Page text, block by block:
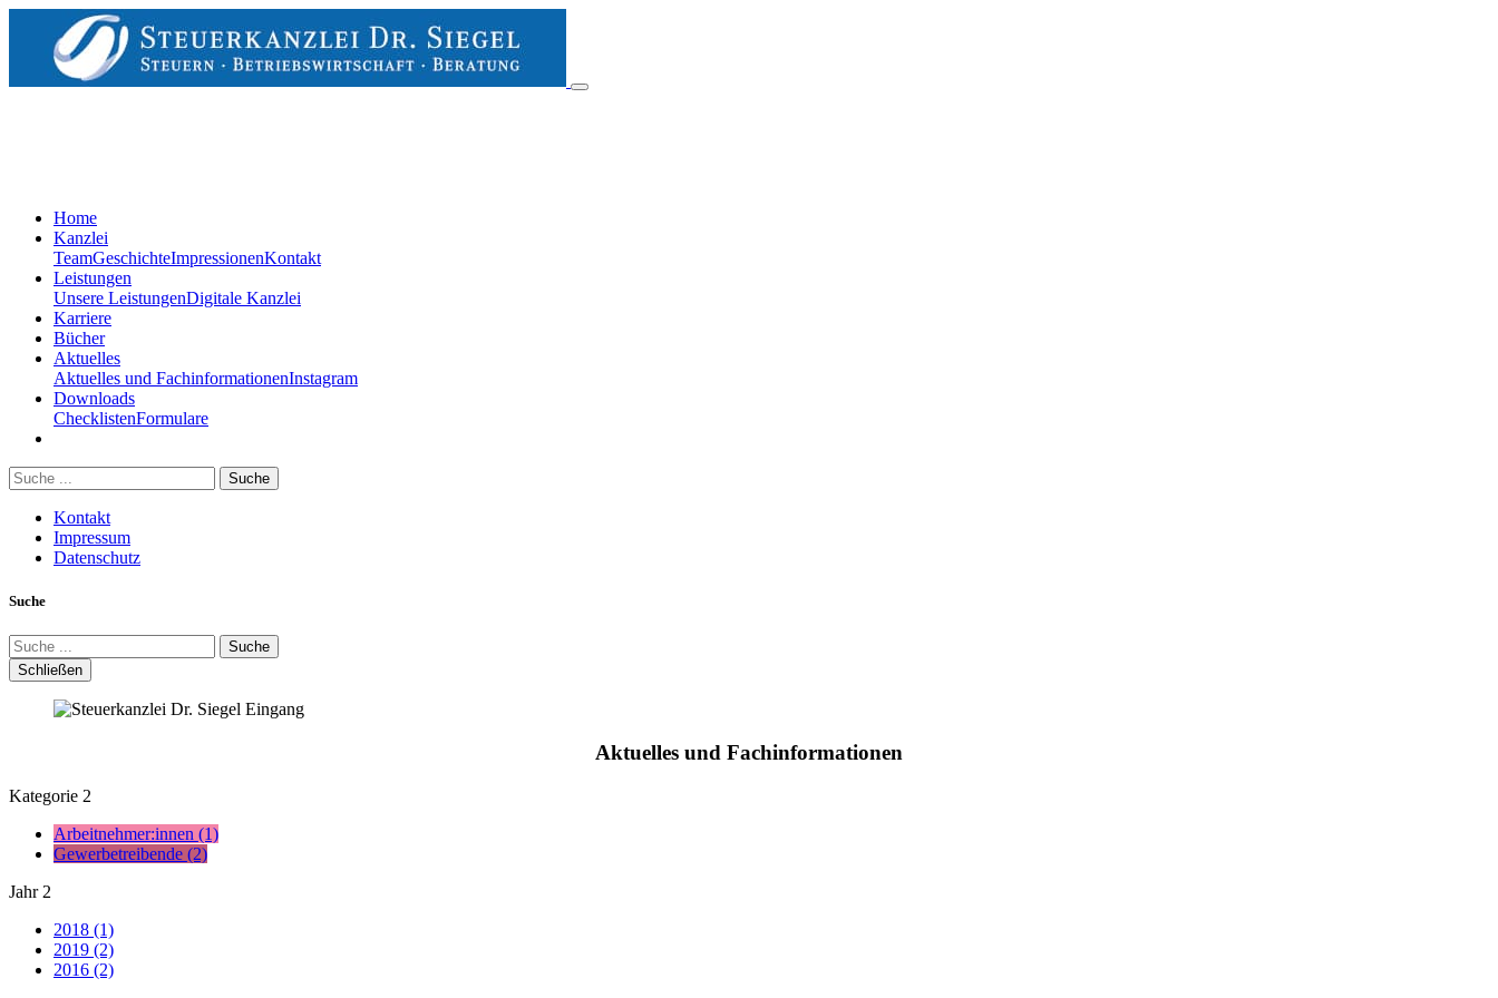
Home
Kanzlei
TeamGeschichteImpressionenKontakt
Leistungen
Unsere LeistungenDigitale Kanzlei
Karriere
Bücher
Aktuelles
Aktuelles und FachinformationenInstagram
Downloads
ChecklistenFormulare
Suche
Kontakt
Impressum
Datenschutz
Suche
Suche
Schließen
Aktuelles und Fachinformationen
Kategorie 2
Arbeitnehmer:innen (1)
Gewerbetreibende (2)
Jahr 2
2018 (1)
2019 (2)
2016 (2)